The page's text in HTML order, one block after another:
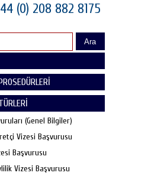
(0) 208 882 8175
Ara
(Genel Bilgiler)
Vizesi Başvurusu
Başvurusu
Vizesi Başvurusu